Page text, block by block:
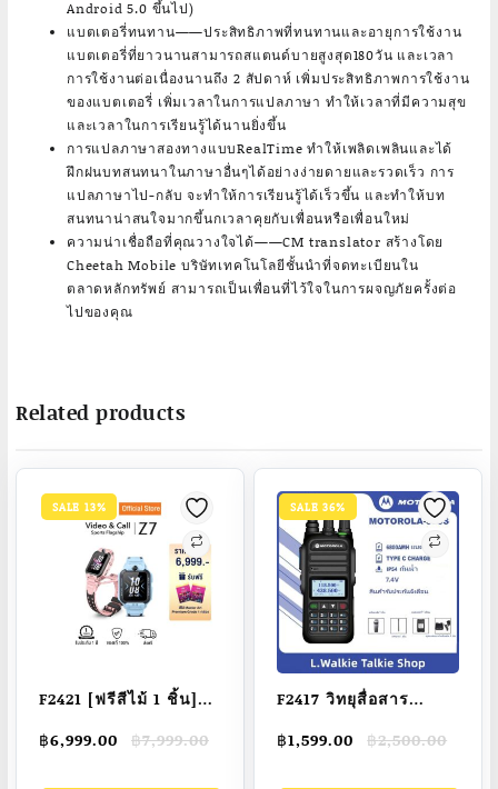
Android 5.0 ขึ้นไป)
แบตเตอรี่ทนทาน——ประสิทธิภาพที่ทนทานและอายุการใช้งาน
แบตเตอรี่ที่ยาวนานสามารถสแตนด์บายสูงสุด180วัน และเวลา
การใช้งานต่อเนื่องนานถึง 2 สัปดาห์ เพิ่มประสิทธิภาพการใช้งาน
ของแบตเตอรี่ เพิ่มเวลาในการแปลภาษา ทำให้เวลาที่มีความสุข
และเวลาในการเรียนรู้ได้นานยิ่งขึ้น
การแปลภาษาสองทางแบบRealTime ทำให้เพลิดเพลินและได้
ฝึกฝนบทสนทนาในภาษาอื่นๆได้อย่างง่ายดายและรวดเร็ว การ
แปลภาษาไป-กลับ จะทำให้การเรียนรู้ได้เร็วขึ้น และทำให้บท
สนทนาน่าสนใจมากขึ้นกเวลาคุยกับเพื่อนหรือเพื่อนใหม่
ความน่าเชื่อถือที่คุณวางใจได้——CM translator สร้างโดย
Cheetah Mobile บริษัทเทคโนโลยีชั้นนำที่จดทะเบียนใน
ตลาดหลักทรัพย์ สามารถเป็นเพื่อนที่ไว้ใจในการผจญภัยครั้งต่อ
ไปของคุณ
Related products
SALE 13%
F2421 [ฟรีสีไม้ 1 ชิ้น]
Z7 ระบุตำแหน่ง กล้อง
฿7,999.00
Original
฿6,999.00
Current
SALE 36%
F2417 วิทยุสื่อสาร
เอฟเอ็มแบบพกพา
฿2,500.00
Original
฿1,599.00
Current